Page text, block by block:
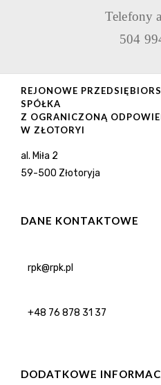
Telefony
504
REJONOWE
SPÓŁKA
Z OGRANICZONĄ
W ZŁOTORYI
al. Miła 2
59-500 Złotoryja
DANE KONTAKTOWE
rpk@rpk.pl
+48 76 878 31 37
DODATKOWE